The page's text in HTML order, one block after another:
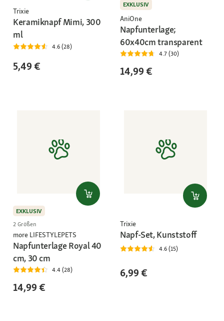
Trixie
Keramiknapf Mimi, 300
ml
4.6 (28)
5,49 €
EXKLUSIV
AniOne
Napfunterlage;
60x40cm transparent
4.7 (30)
14,99 €
EXKLUSIV
2 Größen
more LIFESTYLEPETS
Napfunterlage Royal 40
cm, 30 cm
4.4 (28)
14,99 €
Trixie
Napf-Set, Kunststoff
4.6 (15)
6,99 €